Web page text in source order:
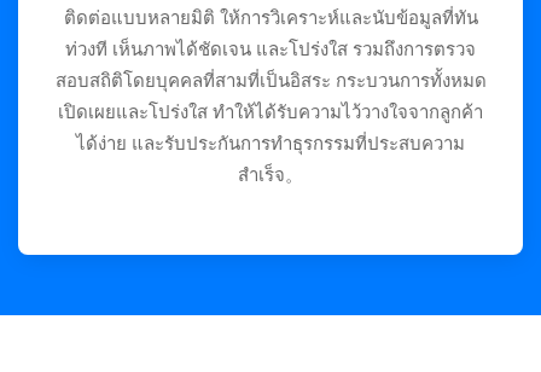
ติดต่อแบบหลายมิติ ให้การวิเคราะห์และนับข้อมูลที่ทัน
ท่วงที เห็นภาพได้ชัดเจน และโปร่งใส รวมถึงการตรวจ
สอบสถิติโดยบุคคลที่สามที่เป็นอิสระ กระบวนการทั้งหมด
เปิดเผยและโปร่งใส ทำให้ได้รับความไว้วางใจจากลูกค้า
ได้ง่าย และรับประกันการทำธุรกรรมที่ประสบความ
สำเร็จ。